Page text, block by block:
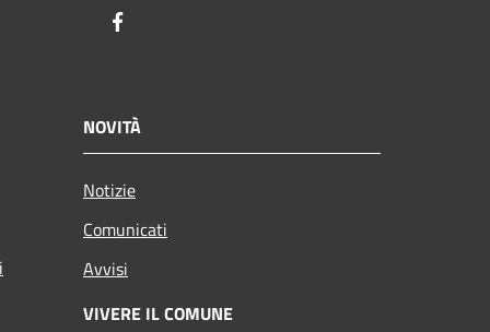
NOVITÀ
Notizie
Comunicati
Avvisi
VIVERE IL COMUNE